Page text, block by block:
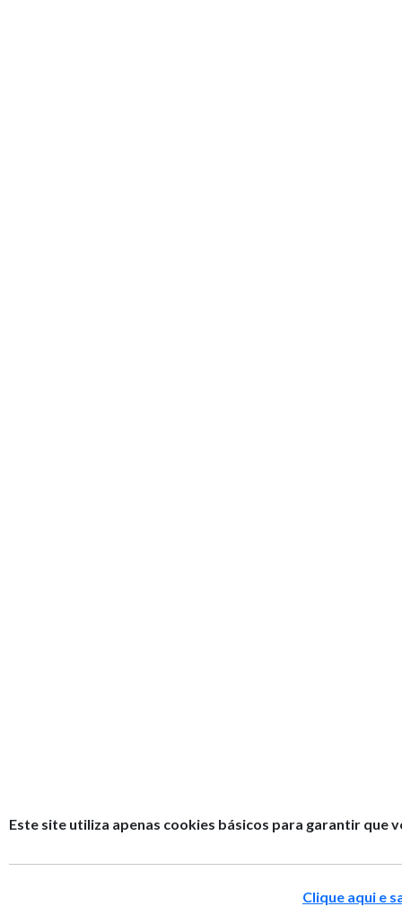
Este site utiliza apenas cookies básicos para garantir que
Clique aqui e